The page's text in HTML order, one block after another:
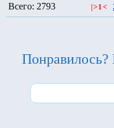
Всего: 2793 >1<
Понравилось?